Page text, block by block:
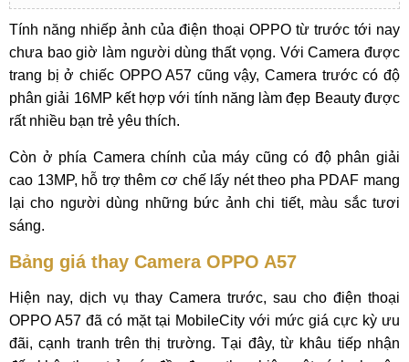
Tính năng nhiếp ảnh của điện thoại OPPO từ trước tới nay
chưa bao giờ làm người dùng thất vọng. Với Camera được
trang bị ở chiếc OPPO A57 cũng vậy, Camera trước có độ
phân giải 16MP kết hợp với tính năng làm đẹp Beauty được
rất nhiều bạn trẻ yêu thích.
Còn ở phía Camera chính của máy cũng có độ phân giải
cao 13MP, hỗ trợ thêm cơ chế lấy nét theo pha PDAF mang
lại cho người dùng những bức ảnh chi tiết, màu sắc tươi
sáng.
Bảng giá thay Camera OPPO A57
Hiện nay, dịch vụ thay Camera trước, sau cho điện thoại
OPPO A57 đã có mặt tại MobileCity với mức giá cực kỳ ưu
đãi, cạnh tranh trên thị trường. Tại đây, từ khâu tiếp nhận